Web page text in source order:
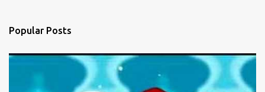
s
Popular Posts